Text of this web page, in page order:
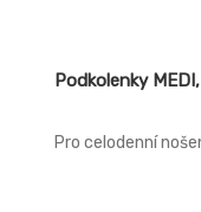
Podkolenky
Pro celodenní